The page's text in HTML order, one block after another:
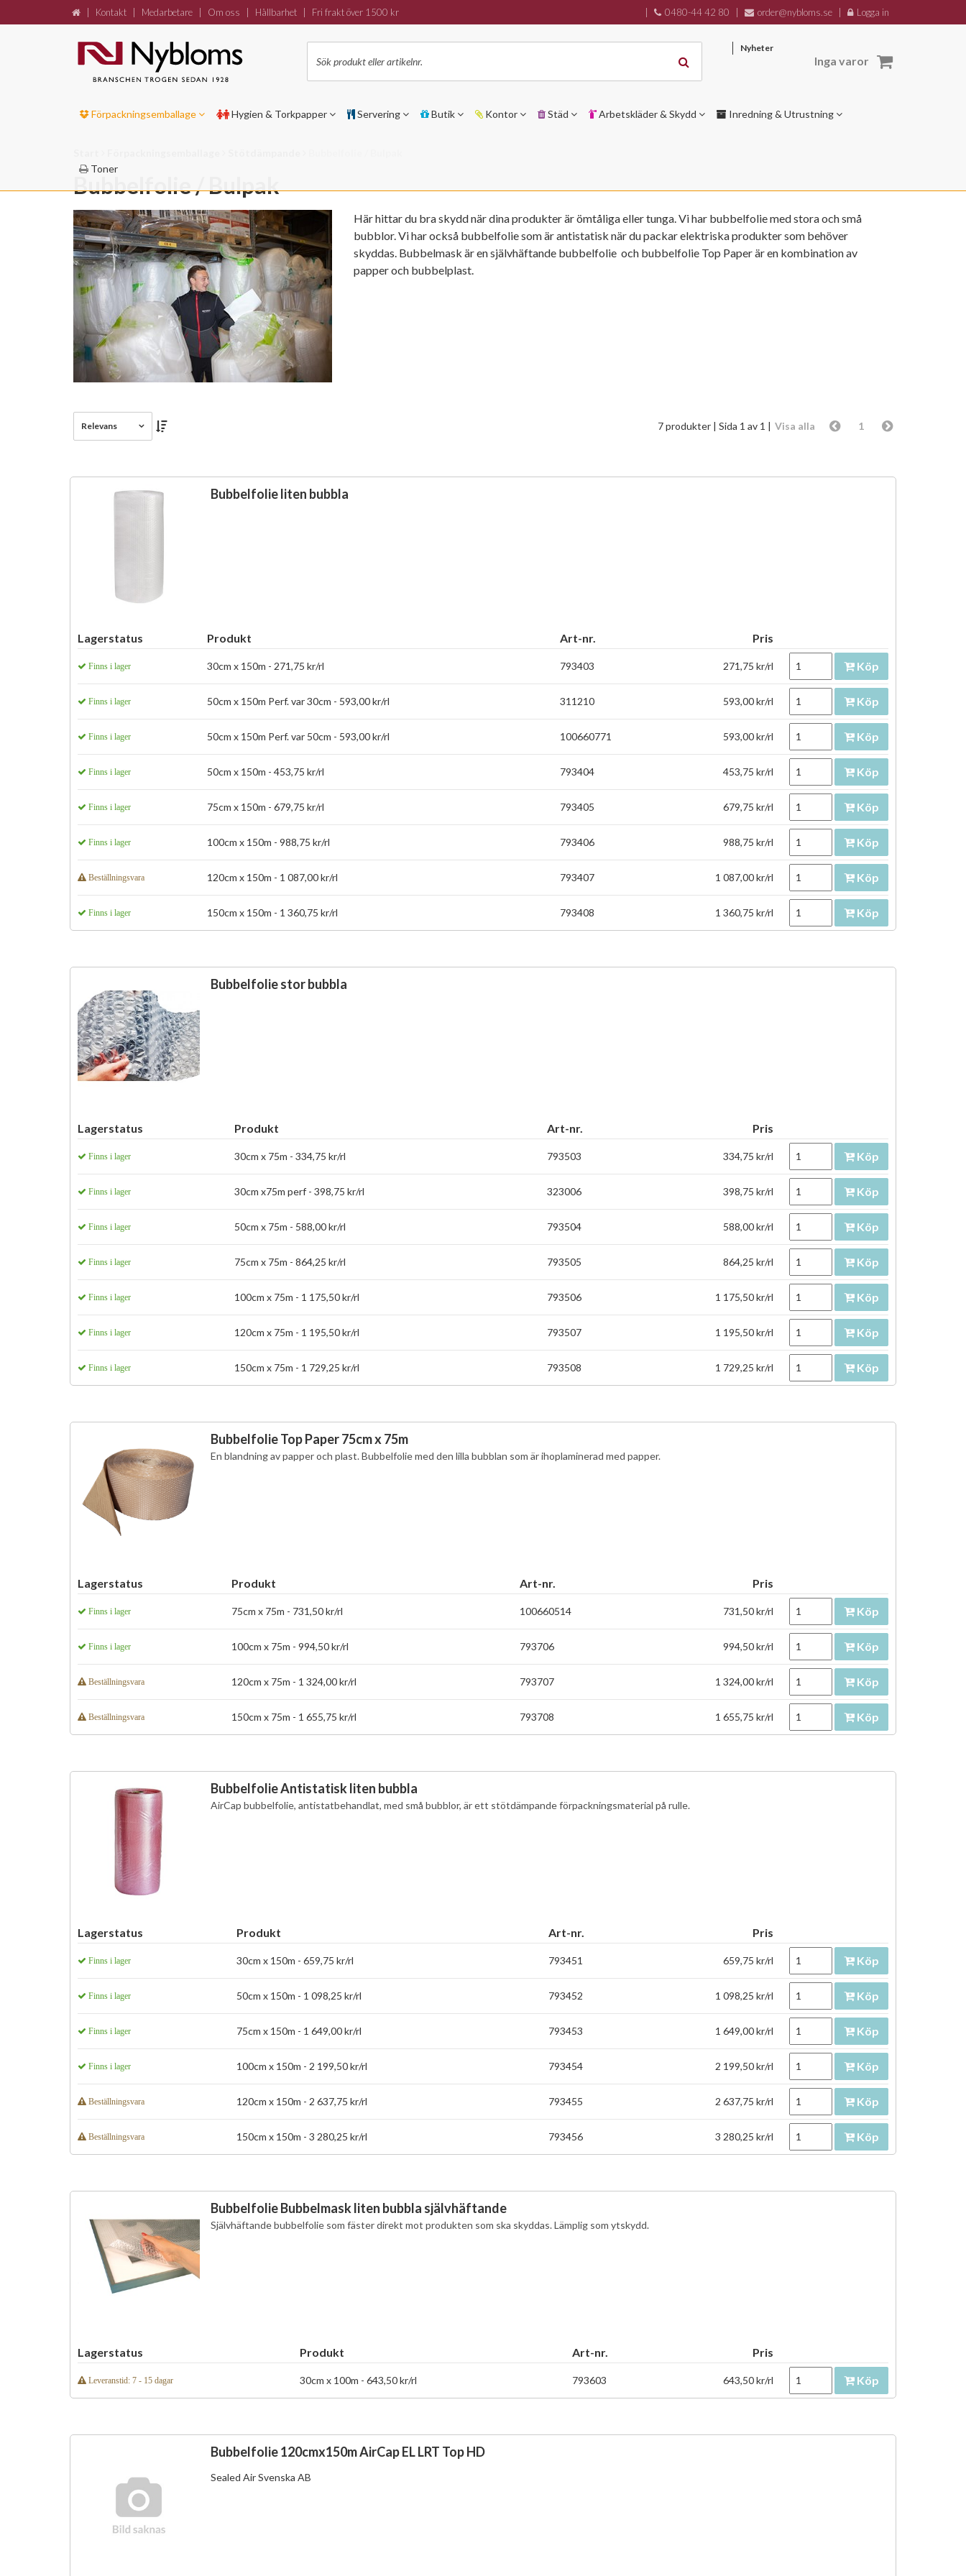
Bubbelfolie / Bulpak
Här hittar du bra skydd när dina produkter är ömtåliga eller tunga. Vi har bubbelfolie med stora och små
bubblor. Vi har också bubbelfolie som är antistatisk när du packar elektriska produkter som behöver
skyddas. Bubbelmask är en självhäftande bubbelfolie och bubbelfolie Top Paper är en kombination av
papper och bubbelplast.
Relevans 1
Visa alla
7 produkter | Sida 1 av 1 |
Bubbelfolie liten bubbla
Lagerstatus Produkt Art-nr. Pris
Finns i lager 30cm x 150m - 271,75 kr/rl 793403 271,75 kr/rl Köp
Finns i lager 50cm x 150m Perf. var 30cm - 593,00 kr/rl 311210 593,00 kr/rl Köp
Finns i lager 50cm x 150m Perf. var 50cm - 593,00 kr/rl 100660771 593,00 kr/rl Köp
Finns i lager 50cm x 150m - 453,75 kr/rl 793404 453,75 kr/rl Köp
Finns i lager 75cm x 150m - 679,75 kr/rl 793405 679,75 kr/rl Köp
Finns i lager 100cm x 150m - 988,75 kr/rl 793406 988,75 kr/rl Köp
Beställningsvara 120cm x 150m - 1 087,00 kr/rl 793407 1 087,00 kr/rl Köp
Finns i lager 150cm x 150m - 1 360,75 kr/rl 793408 1 360,75 kr/rl Köp
Bubbelfolie stor bubbla
Lagerstatus Produkt Art-nr. Pris
Finns i lager 30cm x 75m - 334,75 kr/rl 793503 334,75 kr/rl Köp
Finns i lager 30cm x75m perf - 398,75 kr/rl 323006 398,75 kr/rl Köp
Finns i lager 50cm x 75m - 588,00 kr/rl 793504 588,00 kr/rl Köp
Finns i lager 75cm x 75m - 864,25 kr/rl 793505 864,25 kr/rl Köp
Finns i lager 100cm x 75m - 1 175,50 kr/rl 793506 1 175,50 kr/rl Köp
Finns i lager 120cm x 75m - 1 195,50 kr/rl 793507 1 195,50 kr/rl Köp
Finns i lager 150cm x 75m - 1 729,25 kr/rl 793508 1 729,25 kr/rl Köp
Bubbelfolie Top Paper 75cm x 75m
En blandning av papper och plast. Bubbelfolie med den lilla bubblan som är ihoplaminerad med papper.
Lagerstatus Produkt Art-nr. Pris
Finns i lager 75cm x 75m - 731,50 kr/rl 100660514 731,50 kr/rl Köp
Finns i lager 100cm x 75m - 994,50 kr/rl 793706 994,50 kr/rl Köp
Beställningsvara 120cm x 75m - 1 324,00 kr/rl 793707 1 324,00 kr/rl Köp
Beställningsvara 150cm x 75m - 1 655,75 kr/rl 793708 1 655,75 kr/rl Köp
Bubbelfolie Antistatisk liten bubbla
AirCap bubbelfolie, antistatbehandlat, med små bubblor, är ett stötdämpande förpackningsmaterial på rulle.
Lagerstatus Produkt Art-nr. Pris
Finns i lager 30cm x 150m - 659,75 kr/rl 793451 659,75 kr/rl Köp
Finns i lager 50cm x 150m - 1 098,25 kr/rl 793452 1 098,25 kr/rl Köp
Finns i lager 75cm x 150m - 1 649,00 kr/rl 793453 1 649,00 kr/rl Köp
Finns i lager 100cm x 150m - 2 199,50 kr/rl 793454 2 199,50 kr/rl Köp
Beställningsvara 120cm x 150m - 2 637,75 kr/rl 793455 2 637,75 kr/rl Köp
Beställningsvara 150cm x 150m - 3 280,25 kr/rl 793456 3 280,25 kr/rl Köp
Bubbelfolie Bubbelmask liten bubbla självhäftande
Självhäftande bubbelfolie som fäster direkt mot produkten som ska skyddas. Lämplig som ytskydd.
Lagerstatus Produkt Art-nr. Pris
Leveranstid: 7 - 15 dagar 30cm x 100m - 643,50 kr/rl 793603 643,50 kr/rl Köp
Bubbelfolie 120cmx150m AirCap EL LRT Top HD
Sealed Air Svenska AB
Kontakt Medarbetare Om oss Hållbarhet Fri frakt över 1500 kr 0480-44 42 80 order@nybloms.se Logga in
Nyheter
Inga varor
Förpackningsemballage Hygien & Torkpapper Servering Butik Kontor Städ Arbetskläder & Skydd Inredning & Utrustning
Toner